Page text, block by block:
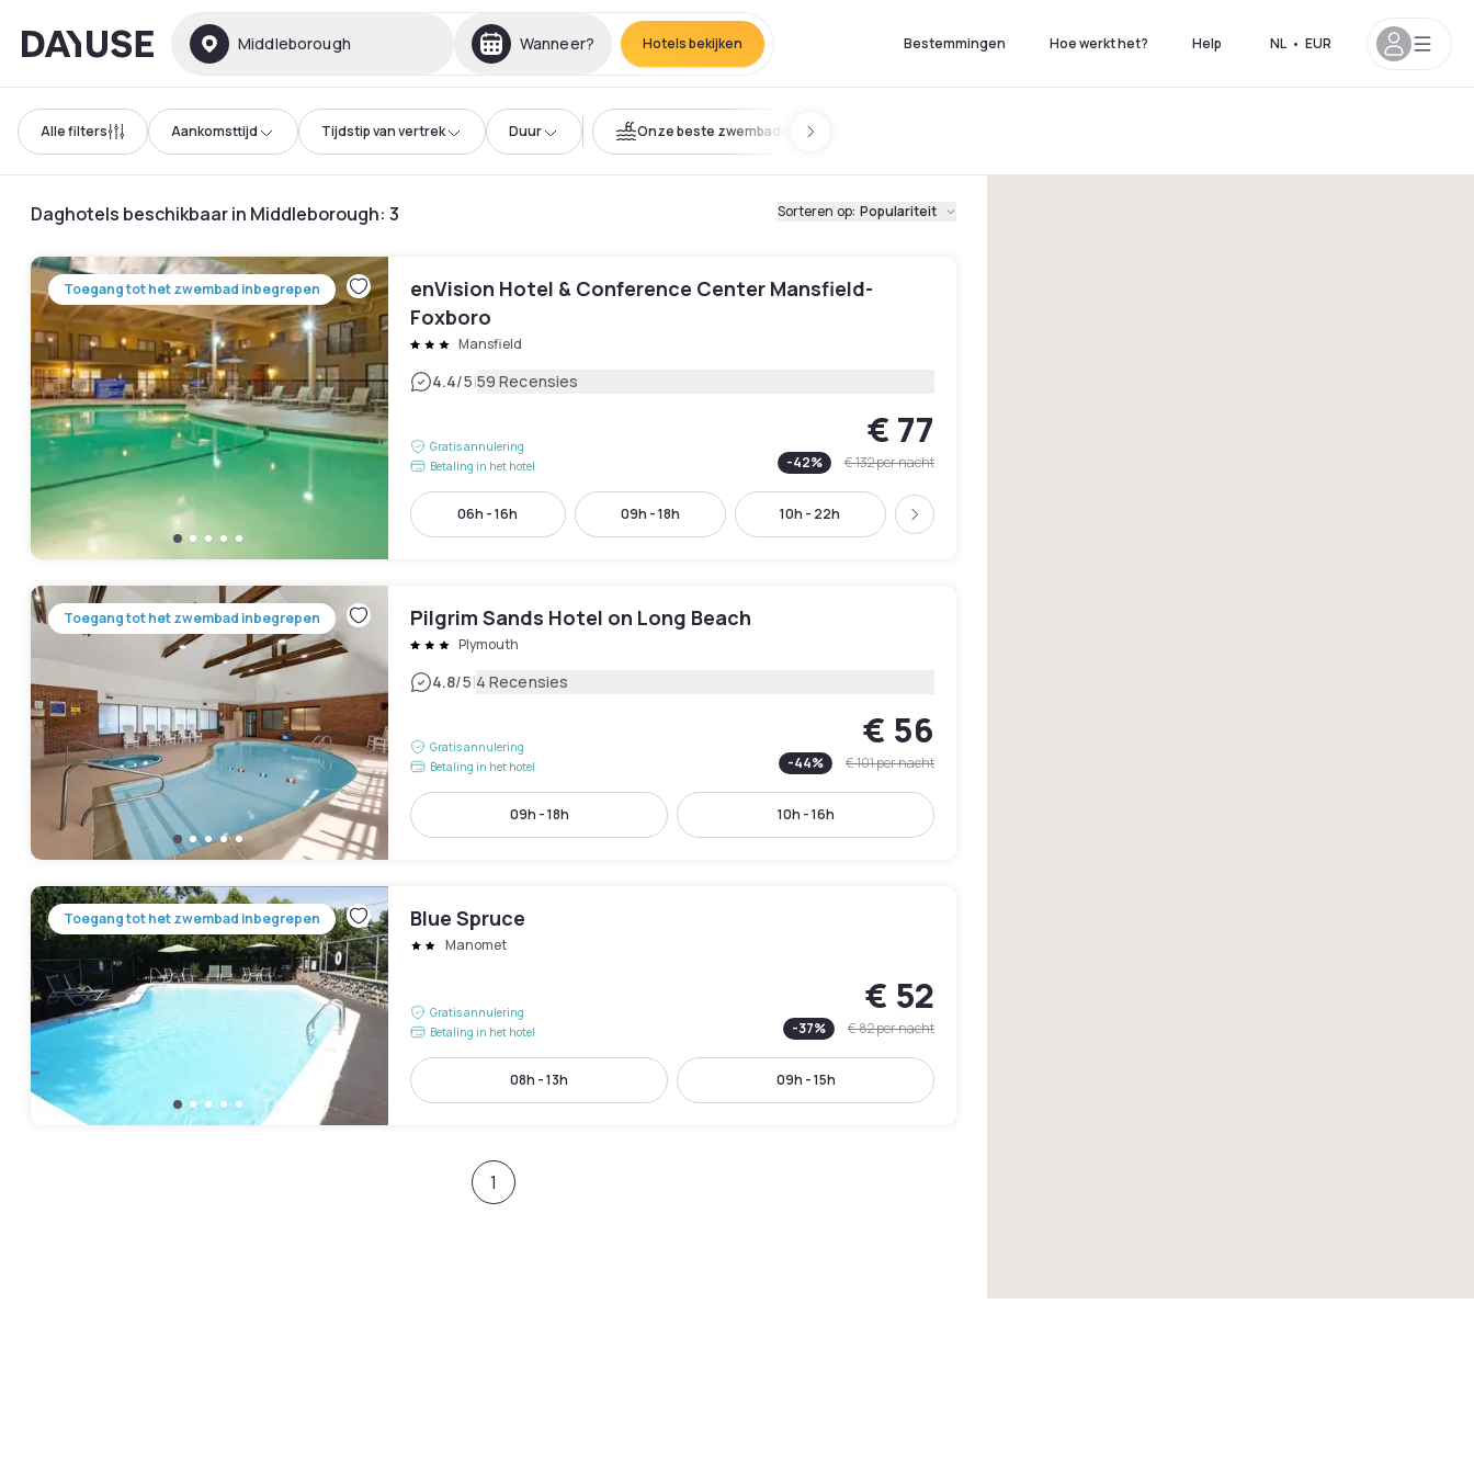
Dayuse Middleborough Wanneer? Hotels bekijken Bestemmingen Hoe werkt het? Help NL • EUR
Alle filters Aankomsttijd Tijdstip van vertrek Duur Onze beste zwembaden
Daghotels beschikbaar in Middleborough: 3 Sorteren op: Populariteit
Toegang tot het zwembad inbegrepen
enVision Hotel & Conference Center Mansfield-
Foxboro
Mansfield
4.4/5|59 Recensies
Gratis annulering
Betaling in het hotel
€ 77
-42% € 132per nacht
06h - 16h 09h - 18h 10h - 22h Volgende
Toegang tot het zwembad inbegrepen Pilgrim Sands Hotel on Long Beach
Plymouth
4.8/5|4 Recensies
Gratis annulering
Betaling in het hotel
€ 56
-44% € 101per nacht
09h - 18h 10h - 16h
Toegang tot het zwembad inbegrepen Blue Spruce
Manomet
Gratis annulering
Betaling in het hotel
€ 52
-37% € 82per nacht
08h - 13h 09h - 15h
1